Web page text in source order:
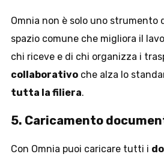
Omnia non è solo uno strumento
spazio comune che migliora il
chi riceve e di chi organizza i
collaborativo che alza lo
tutta la filiera.
5. Caricamento
Con Omnia puoi caricare tutti i